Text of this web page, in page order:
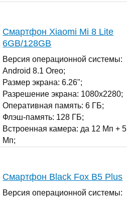
Смартфон Xiaomi Mi 8 Lite
6GB/128GB
Версия операционной системы:
Android 8.1 Oreo;
Размер экрана: 6.26";
Разрешение экрана: 1080x2280;
Оперативная память: 6 ГБ;
Флэш-память: 128 ГБ;
Встроенная камера: да 12 Мп + 5
Мп;
Смартфон Black Fox B5 Plus
Версия операционной системы: